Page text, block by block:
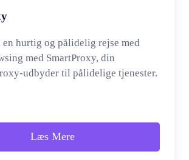
en hurtig og pålidelig rejse med
med SmartProxy, din
udbyder til pålidelige tjenester.
Læs Mere